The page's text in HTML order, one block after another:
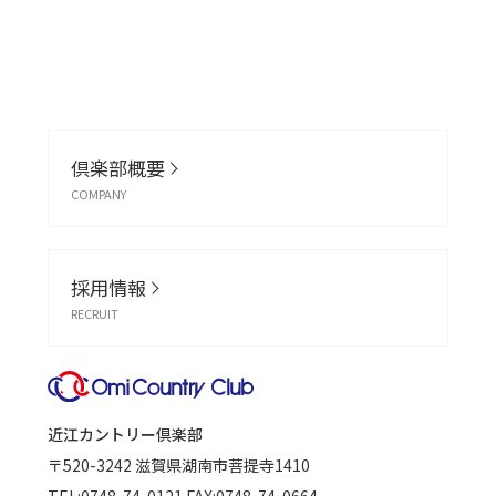
倶楽部概要
COMPANY
採用情報
RECRUIT
近江カントリー倶楽部
〒520-3242 滋賀県湖南市菩提寺1410